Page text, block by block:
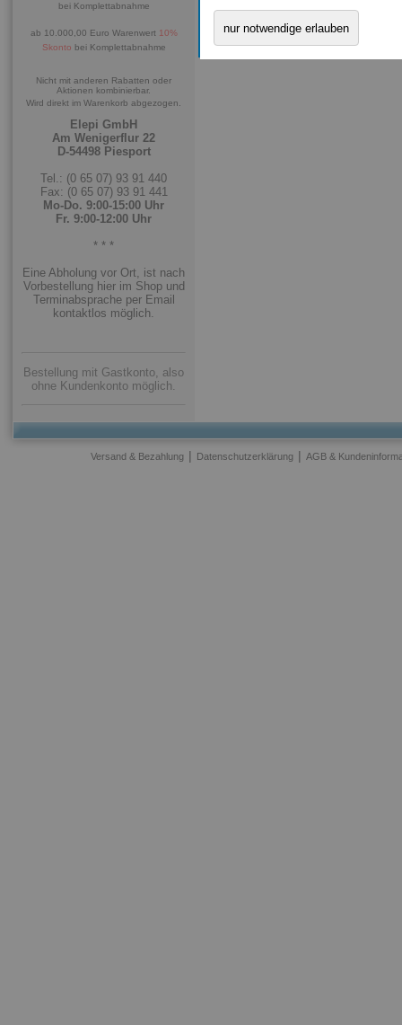
nur notwendige erlauben
bei Komplettabnahme
ab 10.000,00 Euro Warenwert 10%
Skonto bei Komplettabnahme
Nicht mit anderen Rabatten oder
Aktionen kombinierbar.
Wird direkt im Warenkorb abgezogen.
Elepi GmbH
Am Wenigerflur 22
D-54498 Piesport
Tel.: (0 65 07) 93 91 440
Fax: (0 65 07) 93 91 441
Mo-Do. 9:00-15:00 Uhr
Fr. 9:00-12:00 Uhr
* * *
Eine Abholung vor Ort, ist nach
Vorbestellung hier im Shop und
Terminabsprache per Email
kontaktlos möglich.
Bestellung mit Gastkonto, also
ohne Kundenkonto möglich.
Versand & Bezahlung | Datenschutzerklärung | AGB &